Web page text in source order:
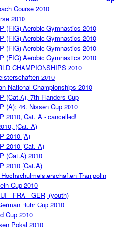
Course 2010
2010
(FIG) Aerobic Gymnastics 2010
(FIG) Aerobic Gymnastics 2010
(FIG) Aerobic Gymnastics 2010
(FIG) Aerobic Gymnastics 2010
CHAMPIONSHIPS 2010
2010
National Championships 2010
(Cat.A), 7th Flanders Cup
(A): 46. Nissen Cup 2010
2010, Cat. A - cancelled!
(Cat. A)
2010 (A)
2010 (Cat. A)
(Cat.A) 2010
2010 (Cat.A)
Trampolin
Cup 2010
- FRA - GER, (youth)
Ruhr Cup 2010
Cup 2010
Pokal 2010